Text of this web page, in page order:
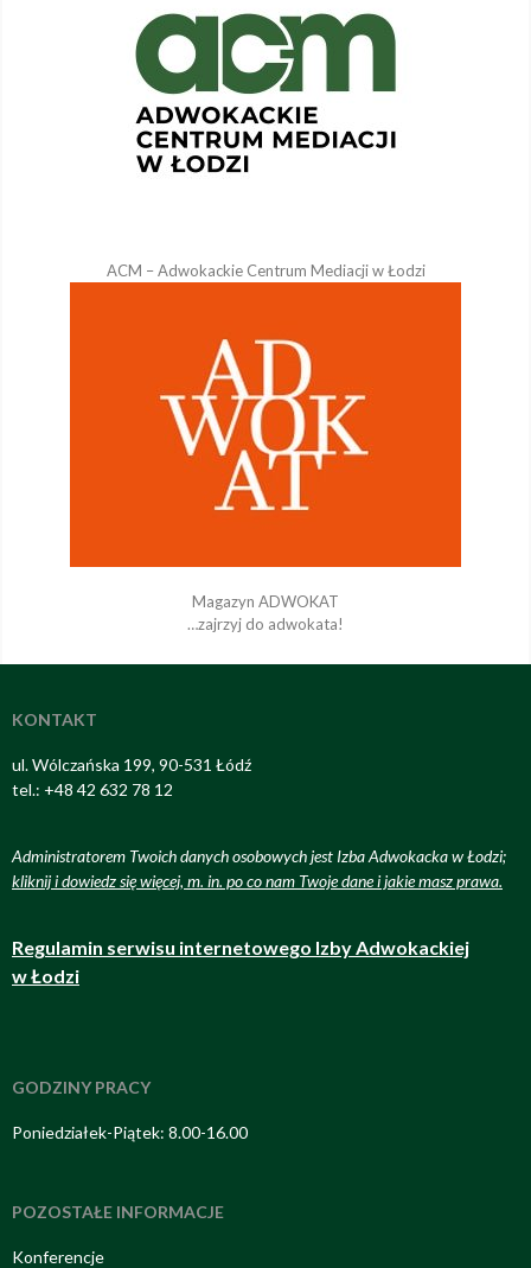
ACM – Adwokackie Centrum Mediacji w Łodzi
Magazyn ADWOKAT
…zajrzyj do adwokata!
KONTAKT
ul. Wólczańska 199, 90-531 Łódź
tel.: +48 42 632 78 12
Administratorem Twoich danych osobowych jest Izba Adwokacka w Łodzi;
kliknij i dowiedz się więcej, m. in. po co nam Twoje dane i jakie masz prawa.
Regulamin serwisu internetowego Izby Adwokackiej
w Łodzi
GODZINY PRACY
Poniedziałek-Piątek: 8.00-16.00
POZOSTAŁE INFORMACJE
Konferencje